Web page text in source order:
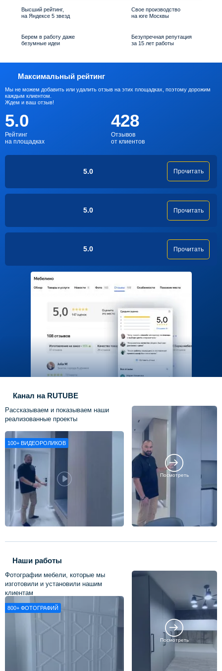
Высший рейтинг,
на Яндексе 5 звезд
Свое производство
на юге Москвы
Берем в работу даже
безумные идеи
Безупречная репутация
за 15 лет работы
Максимальный рейтинг
Мы не можем добавить или удалить отзыв на этих площадках, поэтому дорожим
каждым клиентом.
Ждем и ваш отзыв!
5.0
Рейтинг
на площадках
428
Отзывов
от клиентов
5.0 Прочитать
5.0 Прочитать
5.0 Прочитать
Канал на RUTUBE
Рассказываем и показываем наши
реализованные проекты
100+ ВИДЕОРОЛИКОВ
Посмотреть
Наши работы
Фотографии мебели, которые мы
изготовили и установили нашим
клиентам
800+ ФОТОГРАФИЙ
Посмотреть